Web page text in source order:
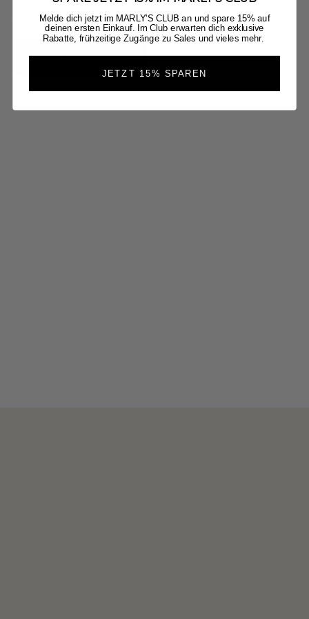
Jetzt entdecken
Melde dich jetzt im MARLY'S CLUB an und spare 15% auf
deinen ersten Einkauf. Im Club erwarten dich exklusive
Rabatte, frühzeitige Zugänge zu Sales und vieles mehr.
JETZT 15% SPAREN